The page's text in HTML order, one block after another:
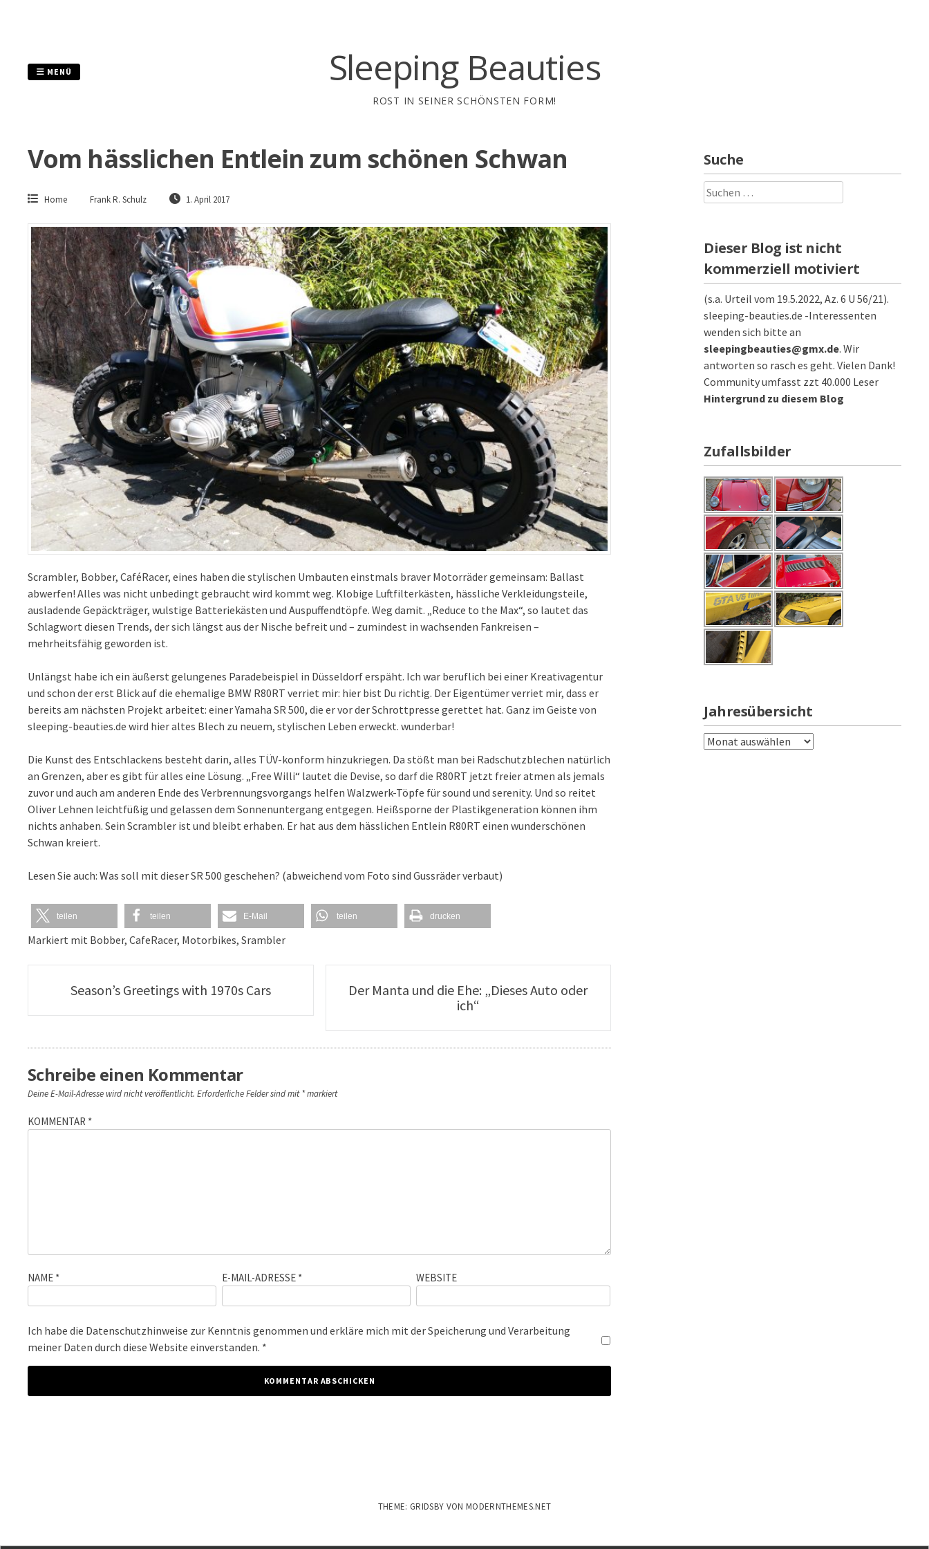
Sleeping Beauties
ROST IN SEINER SCHÖNSTEN FORM!
MENÜ
Vom hässlichen Entlein zum schönen Schwan
Home Frank R. Schulz 1. April 2017
Scrambler, Bobber, CaféRacer, eines haben die stylischen Umbauten einstmals braver Motorräder gemeinsam: Ballast
abwerfen! Alles was nicht unbedingt gebraucht wird kommt weg. Klobige Luftfilterkästen, hässliche Verkleidungsteile,
ausladende Gepäckträger, wulstige Batteriekästen und Auspuffendtöpfe. Weg damit. „Reduce to the Max“, so lautet das
Schlagwort diesen Trends, der sich längst aus der Nische befreit und – zumindest in wachsenden Fankreisen –
mehrheitsfähig geworden ist.
Unlängst habe ich ein äußerst gelungenes Paradebeispiel in Düsseldorf erspäht. Ich war beruflich bei einer Kreativagentur
und schon der erst Blick auf die ehemalige BMW R80RT verriet mir: hier bist Du richtig. Der Eigentümer verriet mir, dass er
bereits am nächsten Projekt arbeitet: einer Yamaha SR 500, die er vor der Schrottpresse gerettet hat. Ganz im Geiste von
sleeping-beauties.de wird hier altes Blech zu neuem, stylischen Leben erweckt. wunderbar!
Die Kunst des Entschlackens besteht darin, alles TÜV-konform hinzukriegen. Da stößt man bei Radschutzblechen natürlich
an Grenzen, aber es gibt für alles eine Lösung. „Free Willi“ lautet die Devise, so darf die R80RT jetzt freier atmen als jemals
zuvor und auch am anderen Ende des Verbrennungsvorgangs helfen Walzwerk-Töpfe für sound und serenity. Und so reitet
Oliver Lehnen leichtfüßig und gelassen dem Sonnenuntergang entgegen. Heißsporne der Plastikgeneration können ihm
nichts anhaben. Sein Scrambler ist und bleibt erhaben. Er hat aus dem hässlichen Entlein R80RT einen wunderschönen
Schwan kreiert.
Lesen Sie auch: Was soll mit dieser SR 500 geschehen? (abweichend vom Foto sind Gussräder verbaut)
teilen teilen E-Mail teilen drucken
Markiert mit Bobber, CafeRacer, Motorbikes, Srambler
Artikel-
Navigation
Season’s Greetings with 1970s Cars
Der Manta und die Ehe: „Dieses Auto oder
ich“
Schreibe einen Kommentar
Deine E-Mail-Adresse wird nicht veröffentlicht. Erforderliche Felder sind mit*markiert
KOMMENTAR *
NAME * E-MAIL-ADRESSE * WEBSITE
Ich habe die Datenschutzhinweise zur Kenntnis genommen und erkläre mich mit der Speicherung und Verarbeitung
meiner Daten durch diese Website einverstanden. *
Suche
Suchen
nach:
Dieser Blog ist nicht
kommerziell motiviert
(s.a. Urteil vom 19.5.2022, Az. 6 U 56/21).
sleeping-beauties.de -Interessenten
wenden sich bitte an
sleepingbeauties@gmx.de. Wir
antworten so rasch es geht. Vielen Dank!
Community umfasst zzt 40.000 Leser
Hintergrund zu diesem Blog
Zufallsbilder
Jahresübersicht
Jahresübersicht
THEME: GRIDSBY VON MODERNTHEMES.NET